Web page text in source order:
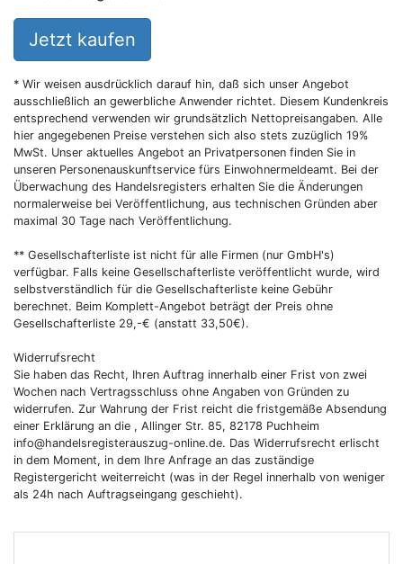
Jetzt kaufen
* Wir weisen ausdrücklich darauf hin, daß sich unser Angebot
ausschließlich an gewerbliche Anwender richtet. Diesem Kundenkreis
entsprechend verwenden wir grundsätzlich Nettopreisangaben. Alle
hier angegebenen Preise verstehen sich also stets zuzüglich 19%
MwSt. Unser aktuelles Angebot an Privatpersonen finden Sie in
unseren Personenauskunftservice fürs Einwohnermeldeamt. Bei der
Überwachung des Handelsregisters erhalten Sie die Änderungen
normalerweise bei Veröffentlichung, aus technischen Gründen aber
maximal 30 Tage nach Veröffentlichung.
** Gesellschafterliste ist nicht für alle Firmen (nur GmbH's)
verfügbar. Falls keine Gesellschafterliste veröffentlicht wurde, wird
selbstverständlich für die Gesellschafterliste keine Gebühr
berechnet. Beim Komplett-Angebot beträgt der Preis ohne
Gesellschafterliste 29,-€ (anstatt 33,50€).
Widerrufsrecht
Sie haben das Recht, Ihren Auftrag innerhalb einer Frist von zwei
Wochen nach Vertragsschluss ohne Angaben von Gründen zu
widerrufen. Zur Wahrung der Frist reicht die fristgemäße Absendung
einer Erklärung an die , Allinger Str. 85, 82178 Puchheim
info@handelsregisterauszug-online.de. Das Widerrufsrecht erlischt
in dem Moment, in dem Ihre Anfrage an das zuständige
Registergericht weiterreicht (was in der Regel innerhalb von weniger
als 24h nach Auftragseingang geschieht).